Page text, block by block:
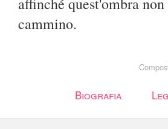
cammino.
Biografia